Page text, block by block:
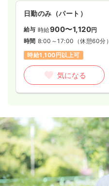
日勤のみ（パート）
給与 時給900〜1,120円
時間 8:00～17:00 （休憩60分）
時給1,100円以上可
気になる